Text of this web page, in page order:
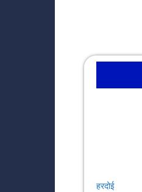
हरदोई